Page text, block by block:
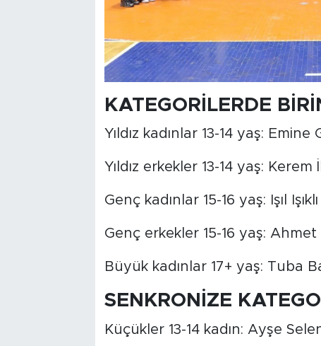
KATEGORİLERDE
Yıldız kadınlar 13-14 yaş: Emine
Yıldız erkekler 13-14 yaş:
Genç kadınlar 15-16 yaş: Işıl Işıklı
Genç erkekler 15-16 yaş: Ahmet
Büyük kadınlar 17+ yaş: Tuba
SENKRONİZE
Küçükler 13-14 kadın: Ayşe